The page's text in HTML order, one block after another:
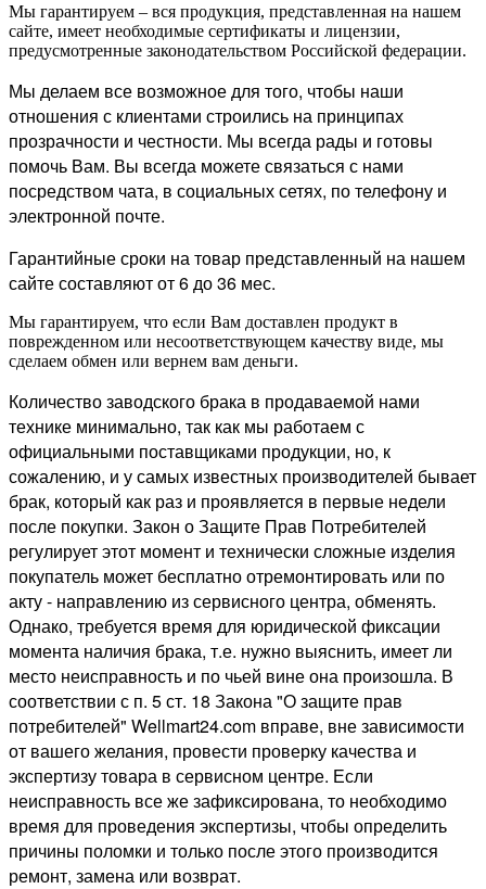
Мы гарантируем – вся продукция, представленная на нашем
сайте, имеет необходимые сертификаты и лицензии,
предусмотренные законодательством Российской федерации.
Мы делаем все возможное для того, чтобы наши
отношения с клиентами строились на принципах
прозрачности и честности. Мы всегда рады и готовы
помочь Вам. Вы всегда можете связаться с нами
посредством чата, в социальных сетях, по телефону и
электронной почте.
Гарантийные сроки на товар представленный на нашем
сайте составляют от 6 до 36 мес.
Мы гарантируем, что если Вам доставлен продукт в
поврежденном или несоответствующем качеству виде, мы
сделаем обмен или вернем вам деньги.
Количество заводского брака в продаваемой нами
технике минимально, так как мы работаем с
официальными поставщиками продукции, но, к
сожалению, и у самых известных производителей бывает
брак, который как раз и проявляется в первые недели
после покупки. Закон о Защите Прав Потребителей
регулирует этот момент и технически сложные изделия
покупатель может бесплатно отремонтировать или по
акту - направлению из сервисного центра, обменять.
Однако, требуется время для юридической фиксации
момента наличия брака, т.е. нужно выяснить, имеет ли
место неисправность и по чьей вине она произошла. В
соответствии с п. 5 ст. 18 Закона "О защите прав
потребителей" Wellmart24.com вправе, вне зависимости
от вашего желания, провести проверку качества и
экспертизу товара в сервисном центре. Если
неисправность все же зафиксирована, то необходимо
время для проведения экспертизы, чтобы определить
причины поломки и только после этого производится
ремонт, замена или возврат.